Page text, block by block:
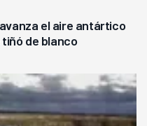
el aire antártico
de blanco